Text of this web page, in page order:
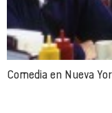
Comedia en Nueva